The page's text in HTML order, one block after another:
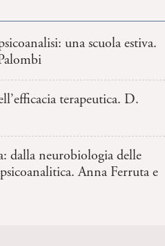
una scuola estiva.
terapeutica. D.
dalla neurobiologia delle
Anna Ferruta e